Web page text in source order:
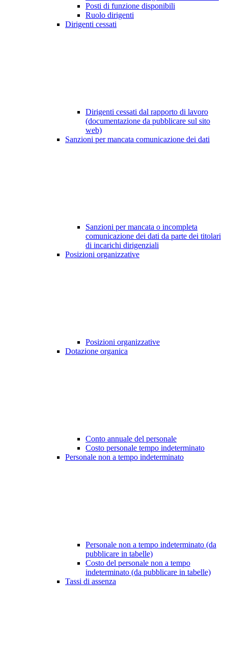
Posti di funzione disponibili
Ruolo dirigenti
Dirigenti cessati
Dirigenti cessati dal rapporto di lavoro
(documentazione da pubblicare sul sito
web)
Sanzioni per mancata comunicazione dei dati
Sanzioni per mancata o incompleta
comunicazione dei dati da parte dei titolari
di incarichi dirigenziali
Posizioni organizzative
Posizioni organizzative
Dotazione organica
Conto annuale del personale
Costo personale tempo indeterminato
Personale non a tempo indeterminato
Personale non a tempo indeterminato (da
pubblicare in tabelle)
Costo del personale non a tempo
indeterminato (da pubblicare in tabelle)
Tassi di assenza